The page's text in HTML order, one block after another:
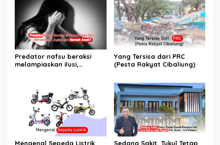
Predator nafsu beraksi
melampiaskan ilusi,
Yang Tersisa dari PRC
(Pesta Rakyat Cibaliung)
Mengenal Sepeda Listrik
Sedang Sakit, Tukul Tetap